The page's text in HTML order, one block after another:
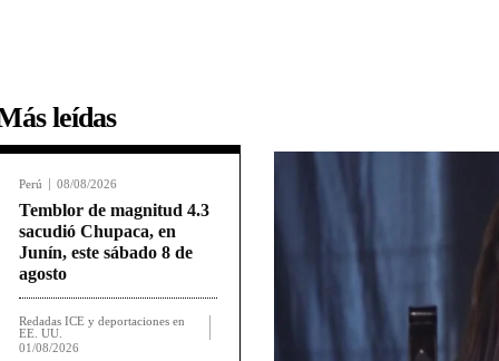
leídas
Perú 08/08/2026
Temblor de magnitud 4.3
sacudió Chupaca, en
Junín, este sábado 8 de
agosto
Redadas ICE y deportaciones en
EE. UU.
01/08/2026